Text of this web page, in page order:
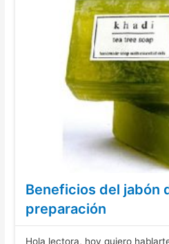
Beneficios del jabón
preparación
Hola lectora, hoy quiero